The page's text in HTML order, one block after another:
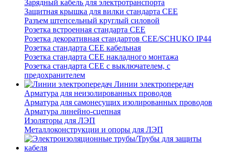
Зарядный кабель для электротранспорта
Защитная крышка для вилки стандарта CEE
Разъем штепсельный круглый силовой
Розетка встроенная стандарта CEE
Розетка декоративная стандартов CEE/SCHUKO IP44
Розетка стандарта СЕЕ кабельная
Розетка стандарта СЕЕ накладного монтажа
Розетка стандарта СЕЕ с выключателем, с
предохранителем
Линии электропередач
Арматура для неизолированных проводов
Арматура для самонесущих изолированных проводов
Арматура линейно-сцепная
Изоляторы для ЛЭП
Металлоконструкции и опоры для ЛЭП